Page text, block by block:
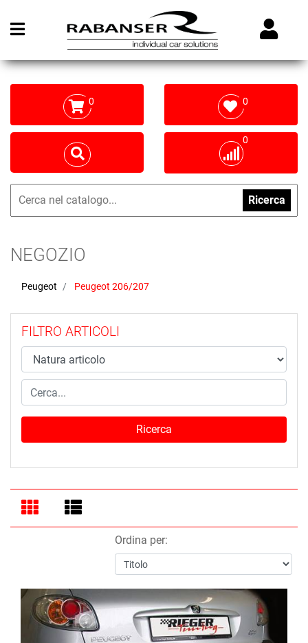
Open menu
0 0
0
Ricerca
NEGOZIO
Peugeot Peugeot 206/207
FILTRO ARTICOLI
Ordina per: